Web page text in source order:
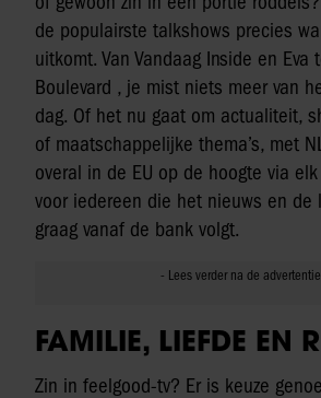
de populairste talkshows precies
uitkomt. Van Vandaag Inside en Eva
Boulevard , je mist niets meer van
dag. Of het nu gaat om actualiteit,
of maatschappelijke thema’s, met
overal in de EU op de hoogte via
voor iedereen die het nieuws en de
graag vanaf de bank volgt.
FAMILIE, LIEFDE EN
Zin in feelgood-tv? Er is keuze